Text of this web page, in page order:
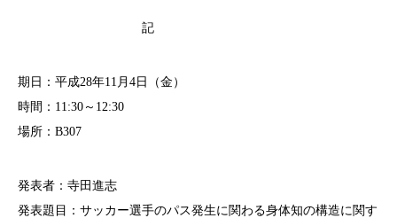
記
期日：平成28年11月4日（金）
時間：11:30～12:30
場所：B307
発表者：寺田進志
発表題目：サッカー選手のパス発生に関わる身体知の構造に関す